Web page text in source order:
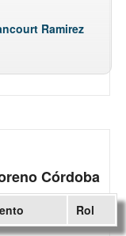
Ramirez
Córdoba
Rol